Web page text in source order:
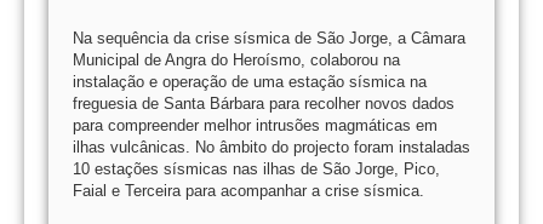
Na sequência da crise sísmica de São Jorge, a Câmara
Municipal de Angra do Heroísmo, colaborou na
instalação e operação de uma estação sísmica na
freguesia de Santa Bárbara para recolher novos dados
para compreender melhor intrusões magmáticas em
ilhas vulcânicas. No âmbito do projecto foram instaladas
10 estações sísmicas nas ilhas de São Jorge, Pico,
Faial e Terceira para acompanhar a crise sísmica.